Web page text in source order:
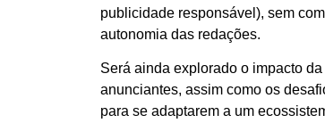
publicidade responsável), sem
autonomia das redações.
Será ainda explorado o impacto
anunciantes, assim como os
para se adaptarem a um